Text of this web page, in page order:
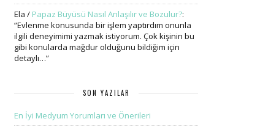
Ela / Papaz Büyüsü Nasıl Anlaşılır ve Bozulur?:
“Evlenme konusunda bir işlem yaptırdım onunla
ilgili deneyimimi yazmak istiyorum. Çok kişinin bu
gibi konularda mağdur olduğunu bildiğim için
detaylı…”
SON YAZILAR
En İyi Medyum Yorumları ve Önerileri